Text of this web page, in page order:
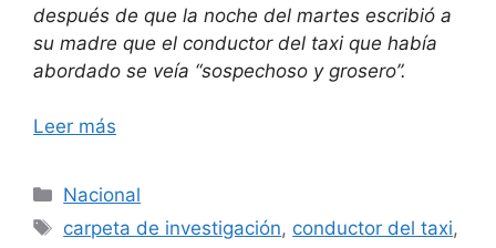
después de que la noche del martes escribió a
su madre que el conductor del taxi que había
abordado se veía “sospechoso y grosero”.
Leer más
Categorías
Nacional
Etiquetas
carpeta de investigación, conductor del taxi,